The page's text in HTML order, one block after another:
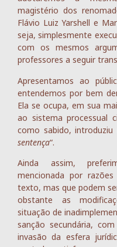
magistério dos
Flávio Luiz Yarshell e
seja, simplesmente
com os mesmos
professores a seguir
Apresentamos ao
entendemos por bem
Ela se ocupa, em sua
ao sistema processual
como sabido, introduziu
sentença“.
Ainda assim,
mencionada por
texto, mas que podem
obstante as
situação de
sanção secundária,
invasão da esfera